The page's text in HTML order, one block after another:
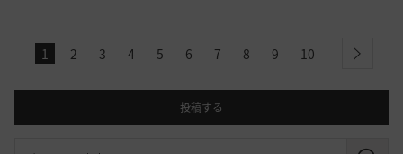
1 2 3 4 5 6 7 8 9 10 next
投稿する